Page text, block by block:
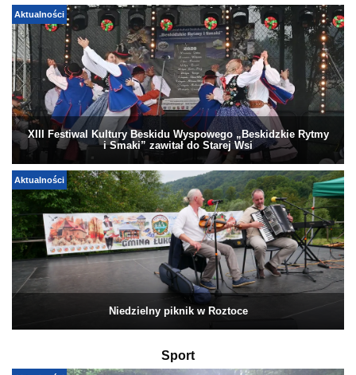
Aktualności
XIII Festiwal Kultury Beskidu Wyspowego „Beskidzkie Rytmy
i Smaki” zawitał do Starej Wsi
Aktualności
Niedzielny piknik w Roztoce
Sport